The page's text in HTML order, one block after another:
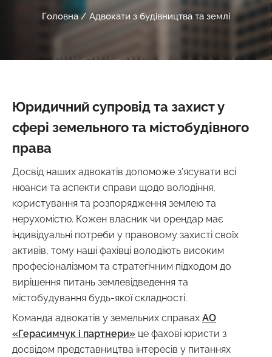
Головна/ Адвокати з будівництва та землі
Юридичний супровід та захист у
сфері земельного та містобудівного
права
Досвід наших адвокатів допоможе з’ясувати всі
нюанси та аспекти справи щодо володіння,
користування та розпорядження землею та
нерухомістю. Кожен власник чи орендар має
індивідуальні потреби у правовому захисті своїх
активів, тому наші фахівці володіють високим
професіоналізмом та стратегічним підходом до
вирішення питань землевідведення та
містобудування будь-якої складності.
Команда адвокатів у земельних справах АО
«Герасимчук і партнери» це фахові юристи з
досвідом представництва інтересів у питаннях